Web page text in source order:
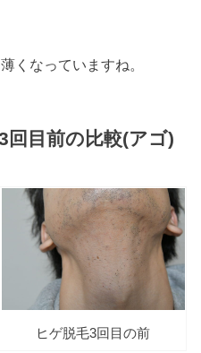
くなっていますね。
回目前の比較(アゴ)
ヒゲ脱毛3回目の前